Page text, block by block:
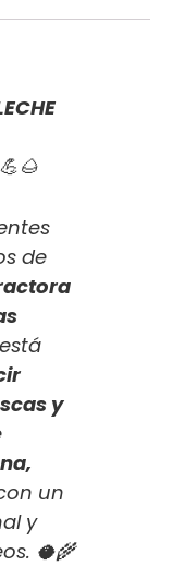
de
y
un
y
🥥🌾